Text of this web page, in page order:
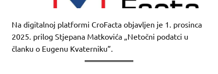
Na digitalnoj platformi CroFacta objavljen je 1. prosinca
2025. prilog Stjepana Matkovića „Netočni podatci u
članku o Eugenu Kvaterniku”.